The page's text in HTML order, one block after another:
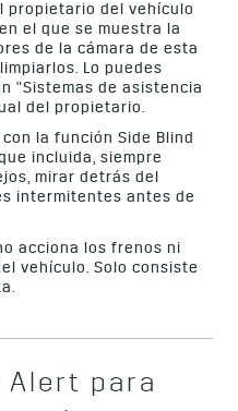
propietario del vehículo
el que se muestra la
de la cámara de esta
Lo puedes
"Sistemas de asistencia
del propietario.
la función Side Blind
incluida, siempre
mirar detrás del
intermitentes antes de
acciona los frenos ni
vehículo. Solo consiste
Alert para